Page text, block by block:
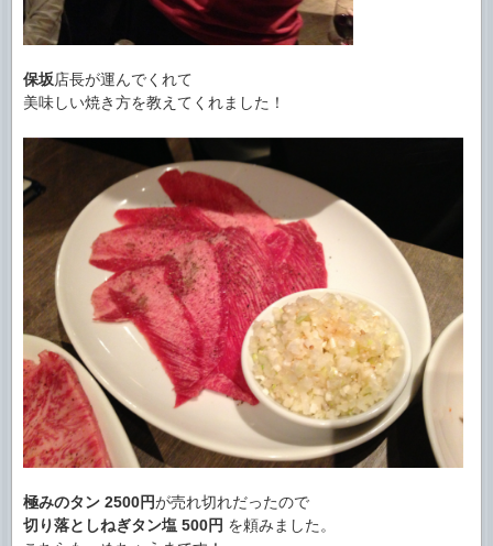
保坂店長が運んでくれて
美味しい焼き方を教えてくれました！
極みのタン 2500円が売れ切れだったので
切り落としねぎタン塩 500円 を頼みました。